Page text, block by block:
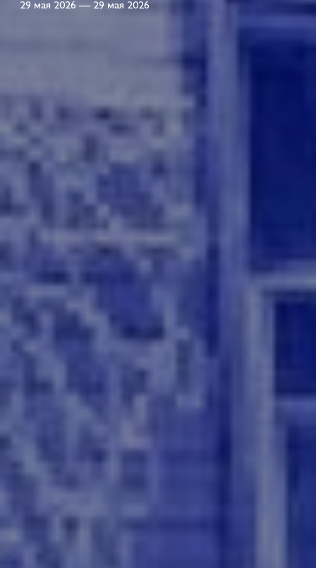
29 мая 2026 — 29 мая 2026